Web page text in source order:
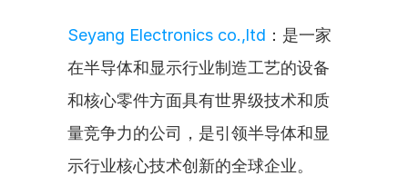
Seyang Electronics co.,ltd ：是一家
在半导体和显示行业制造工艺的设备
和核心零件方面具有世界级技术和质
量竞争力的公司，是引领半导体和显
示行业核心技术创新的全球企业。